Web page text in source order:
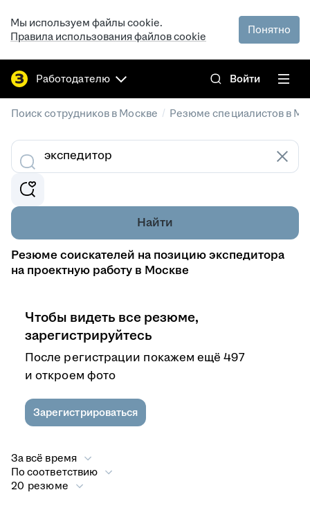
Мы используем файлы cookie.
Правила использования файлов cookie
Понятно
Работодателю Войти
Поиск сотрудников в Москве / Резюме специалистов в
Найти
Резюме соискателей на позицию экспедитора
на проектную работу в Москве
Чтобы видеть все резюме,
зарегистрируйтесь
После регистрации покажем ещё 497
и откроем фото
Зарегистрироваться
За всё время
По соответствию
20 резюме